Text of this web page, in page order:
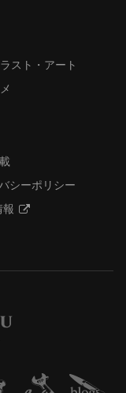
スト・アート
シーポリシー
報